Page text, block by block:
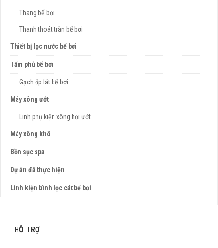
Thang bể bơi
Thanh thoát tràn bể bơi
Thiết bị lọc nước bể bơi
Tấm phủ bể bơi
Gạch ốp lát bể bơi
Máy xông ướt
Linh phụ kiện xông hơi ướt
Máy xông khô
Bồn sục spa
Dự án đã thực hiện
Linh kiện bình lọc cát bể bơi
HỖ TRỢ